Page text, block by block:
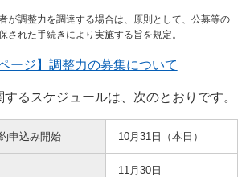
が調整力を調達する場合は、原則として、公募等の
された手続きにより実施する旨を規定。
ージ】調整力の募集について
るスケジュールは、次のとおりです。
申込み開始 10月31日（本日）
11月30日